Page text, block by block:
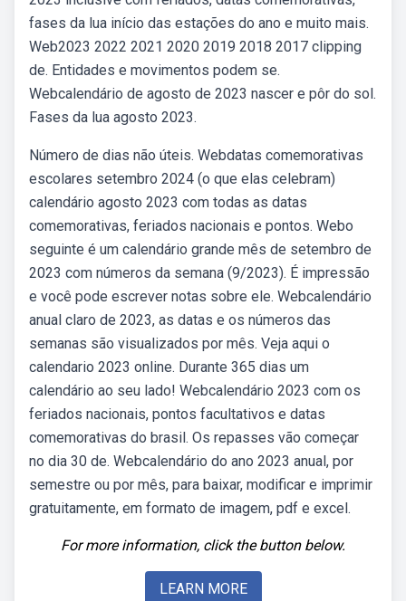
fases da lua início das estações do ano e muito mais.
Web2023 2022 2021 2020 2019 2018 2017 clipping
de. Entidades e movimentos podem se.
Webcalendário de agosto de 2023 nascer e pôr do sol.
Fases da lua agosto 2023.
Número de dias não úteis. Webdatas comemorativas
escolares setembro 2024 (o que elas celebram)
calendário agosto 2023 com todas as datas
comemorativas, feriados nacionais e pontos. Webo
seguinte é um calendário grande mês de setembro de
2023 com números da semana (9/2023). É impressão
e você pode escrever notas sobre ele. Webcalendário
anual claro de 2023, as datas e os números das
semanas são visualizados por mês. Veja aqui o
calendario 2023 online. Durante 365 dias um
calendário ao seu lado! Webcalendário 2023 com os
feriados nacionais, pontos facultativos e datas
comemorativas do brasil. Os repasses vão começar
no dia 30 de. Webcalendário do ano 2023 anual, por
semestre ou por mês, para baixar, modificar e imprimir
gratuitamente, em formato de imagem, pdf e excel.
For more information, click the button below.
LEARN MORE